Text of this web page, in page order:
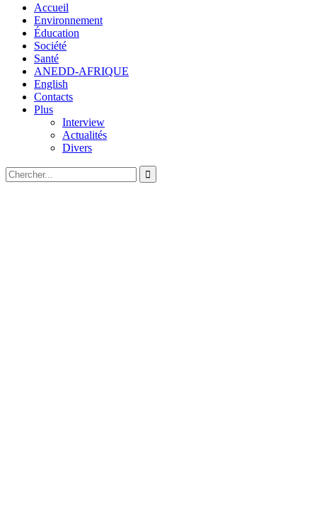
Accueil
Environnement
Éducation
Société
Santé
ANEDD-AFRIQUE
English
Contacts
Plus
Interview
Actualités
Divers